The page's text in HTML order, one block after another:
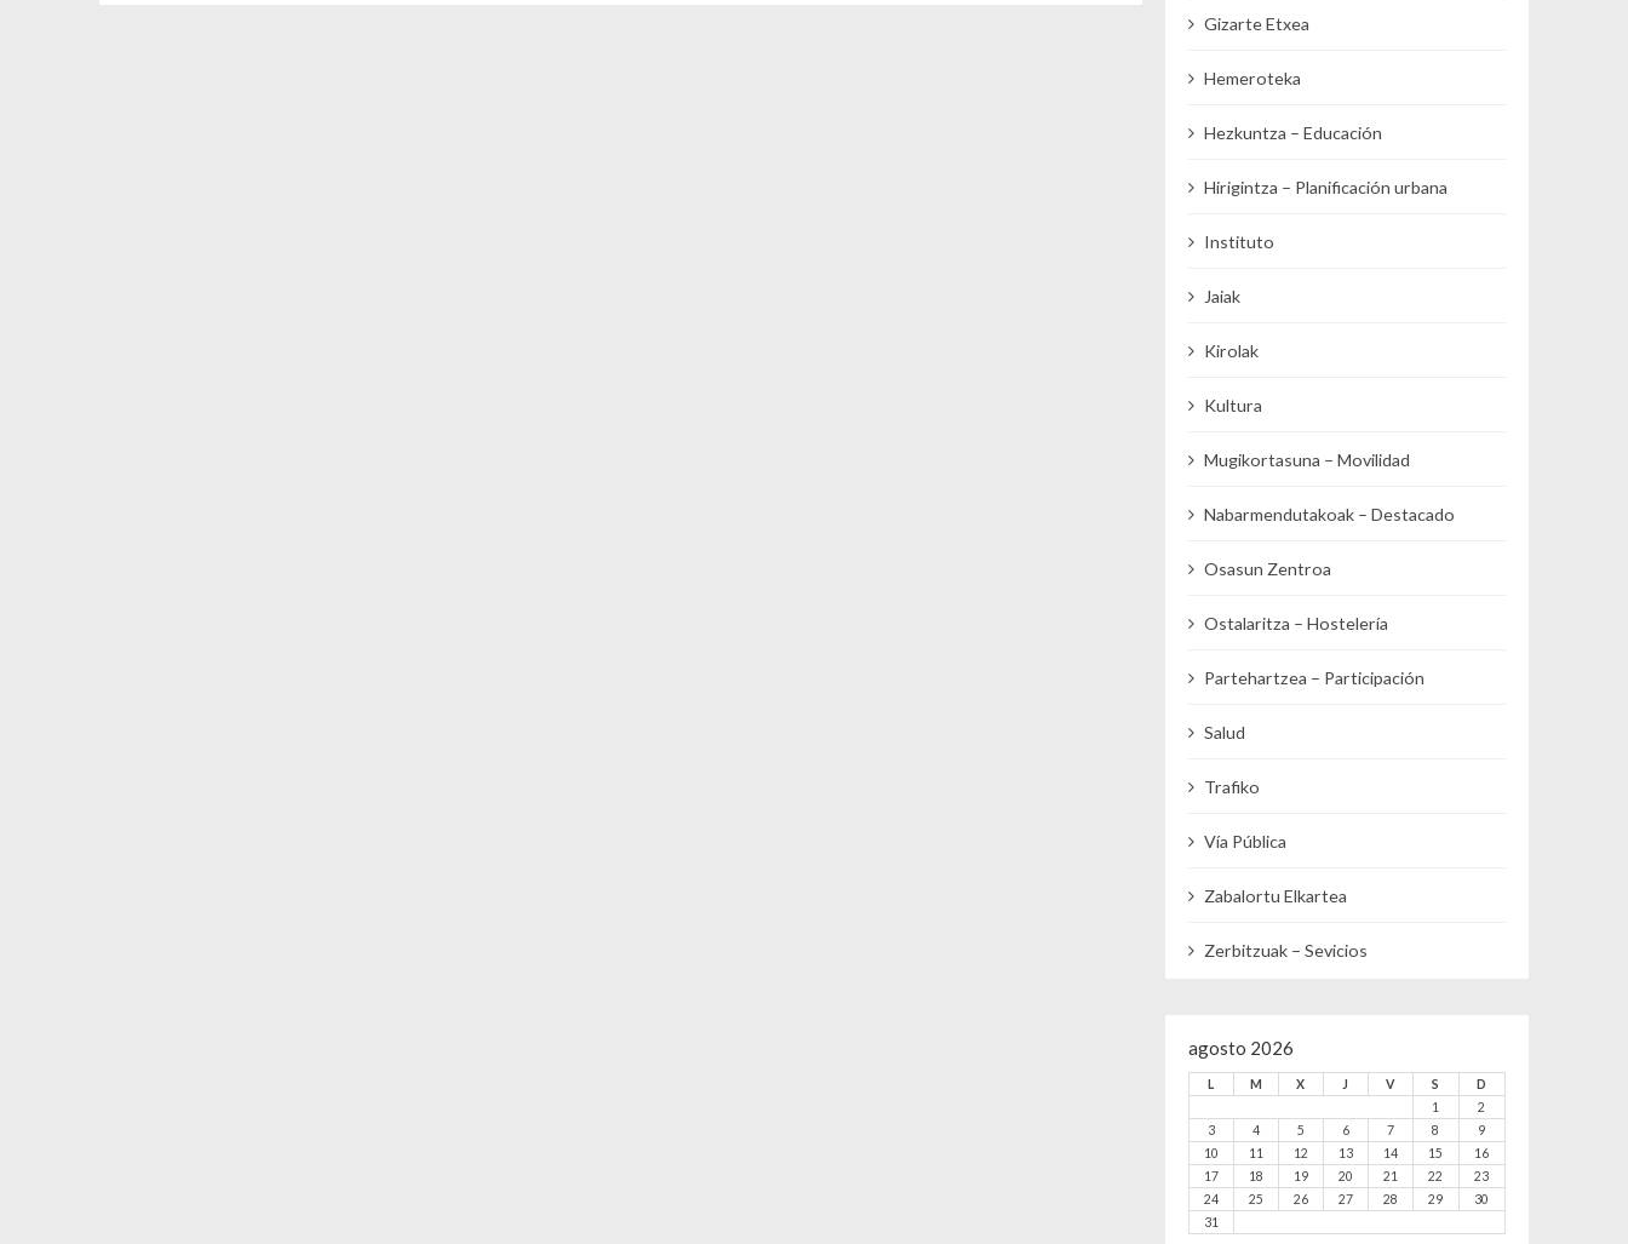
Gizarte Etxea
Hemeroteka
Hezkuntza – Educación
Hirigintza – Planificación urbana
Instituto
Jaiak
Kirolak
Kultura
Mugikortasuna – Movilidad
Nabarmendutakoak – Destacado
Osasun Zentroa
Ostalaritza – Hostelería
Partehartzea – Participación
Salud
Trafiko
Vía Pública
Zabalortu Elkartea
Zerbitzuak – Sevicios
agosto 2026
L M X J V S
D
1
2
3
4 5 6 7 8
9
10
11 12 13 14 15
16
17
18 19 20 21 22
23
24
25 26 27 28 29
30
31